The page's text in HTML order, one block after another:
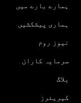
ہمارے بارے میں
ہماری پیشکشیں
نیوز روم
سرمایہ کاران
بلاگ
کیریئرز